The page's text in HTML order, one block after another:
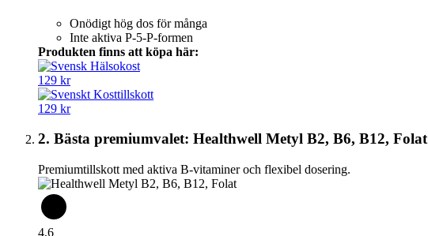
Onödigt hög dos för många
Inte aktiva P-5-P-formen
Produkten finns att köpa här:
129 kr
129 kr
2. Bästa premiumvalet: Healthwell Metyl B2, B6, B12, Folat
Premiumtillskott med aktiva B-vitaminer och flexibel dosering.
4,6